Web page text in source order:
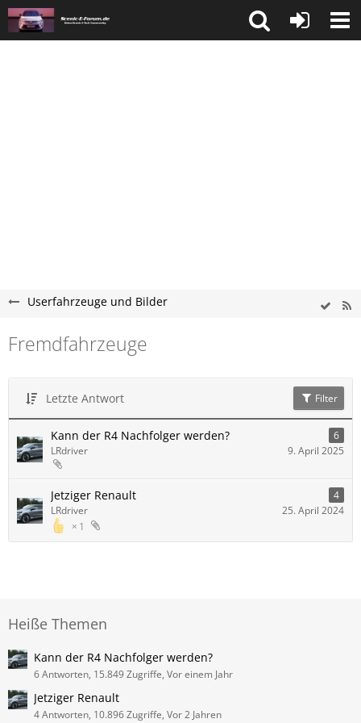
Userfahrzeuge und Bilder
Fremdfahrzeuge
Letzte Antwort Filter
Kann der R4 Nachfolger werden?
6
LRdriver
9. April 2025
Jetziger Renault 4
1
LRdriver 25. April 2024
Heiße Themen
Kann der R4 Nachfolger werden?
6 Antworten, 15.849 Zugriffe, Vor einem Jahr
Jetziger Renault
4 Antworten, 10.896 Zugriffe, Vor 2 Jahren